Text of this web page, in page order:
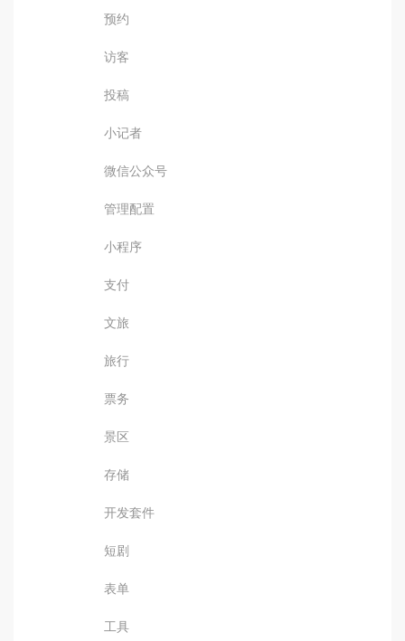
预约
访客
投稿
小记者
微信公众号
管理配置
小程序
支付
文旅
旅行
票务
景区
存储
开发套件
短剧
表单
工具